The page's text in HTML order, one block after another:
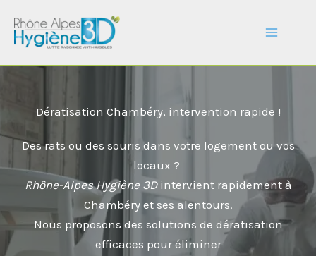
contenu
Dératisation Chambéry, intervention rapide !
Des rats ou des souris dans votre logement ou vos
locaux ?
Rhône-Alpes Hygiène 3Dintervient rapidement à
Chambéry et ses alentours.
Nous proposons des solutions de dératisation
efficaces pour éliminer